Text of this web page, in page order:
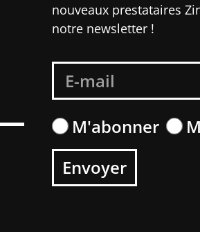
nouveaux prestataires
notre newsletter !
M'abonner
Envoyer